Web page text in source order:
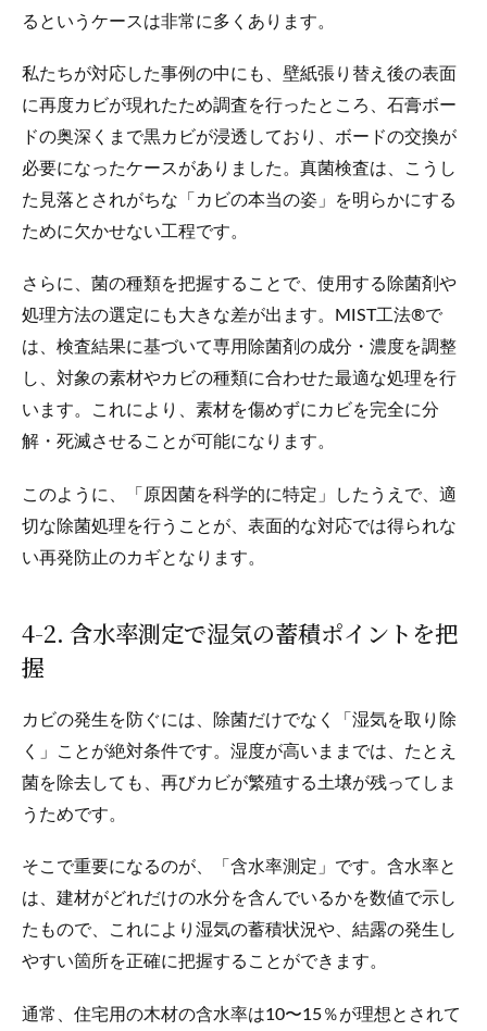
るというケースは非常に多くあります。
私たちが対応した事例の中にも、壁紙張り替え後の表面
に再度カビが現れたため調査を行ったところ、石膏ボー
ドの奥深くまで黒カビが浸透しており、ボードの交換が
必要になったケースがありました。真菌検査は、こうし
た見落とされがちな「カビの本当の姿」を明らかにする
ために欠かせない工程です。
さらに、菌の種類を把握することで、使用する除菌剤や
処理方法の選定にも大きな差が出ます。MIST工法®で
は、検査結果に基づいて専用除菌剤の成分・濃度を調整
し、対象の素材やカビの種類に合わせた最適な処理を行
います。これにより、素材を傷めずにカビを完全に分
解・死滅させることが可能になります。
このように、「原因菌を科学的に特定」したうえで、適
切な除菌処理を行うことが、表面的な対応では得られな
い再発防止のカギとなります。
4-2. 含水率測定で湿気の蓄積ポイントを把
握
カビの発生を防ぐには、除菌だけでなく「湿気を取り除
く」ことが絶対条件です。湿度が高いままでは、たとえ
菌を除去しても、再びカビが繁殖する土壌が残ってしま
うためです。
そこで重要になるのが、「含水率測定」です。含水率と
は、建材がどれだけの水分を含んでいるかを数値で示し
たもので、これにより湿気の蓄積状況や、結露の発生し
やすい箇所を正確に把握することができます。
通常、住宅用の木材の含水率は10〜15％が理想とされて